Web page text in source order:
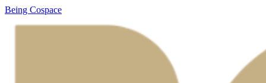
Being Cospace